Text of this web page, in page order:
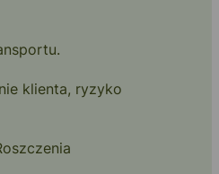
klienta, ryzyko